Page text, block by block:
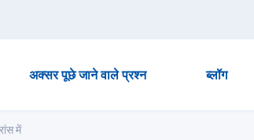
अक्सर पूछे जाने वाले प्रश्न ब्लॉग
में